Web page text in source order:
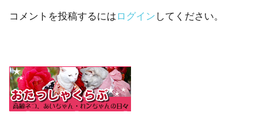
コメントを投稿するには ログイン してください。